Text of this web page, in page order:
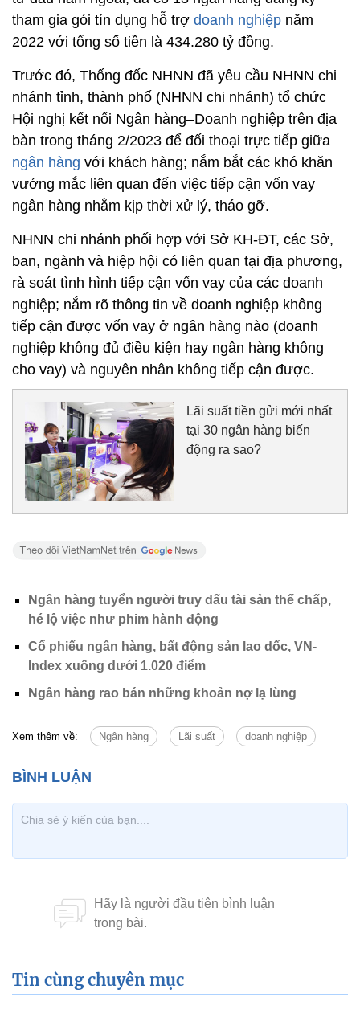
tham gia gói tín dụng hỗ trợ doanh nghiệp năm
2022 với tổng số tiền là 434.280 tỷ đồng.
Trước đó, Thống đốc NHNN đã yêu cầu NHNN chi
nhánh tỉnh, thành phố (NHNN chi nhánh) tổ chức
Hội nghị kết nối Ngân hàng–Doanh nghiệp trên địa
bàn trong tháng 2/2023 để đối thoại trực tiếp giữa
ngân hàng với khách hàng; nắm bắt các khó khăn
vướng mắc liên quan đến việc tiếp cận vốn vay
ngân hàng nhằm kịp thời xử lý, tháo gỡ.
NHNN chi nhánh phối hợp với Sở KH-ĐT, các Sở,
ban, ngành và hiệp hội có liên quan tại địa phương,
rà soát tình hình tiếp cận vốn vay của các doanh
nghiệp; nắm rõ thông tin về doanh nghiệp không
tiếp cận được vốn vay ở ngân hàng nào (doanh
nghiệp không đủ điều kiện hay ngân hàng không
cho vay) và nguyên nhân không tiếp cận được.
Lãi suất tiền gửi mới nhất
tại 30 ngân hàng biến
động ra sao?
Ngân hàng tuyển người truy dấu tài sản thế chấp,
hé lộ việc như phim hành động
Cổ phiếu ngân hàng, bất động sản lao dốc, VN-
Index xuống dưới 1.020 điểm
Ngân hàng rao bán những khoản nợ lạ lùng
Xem thêm về: Ngân hàng Lãi suất doanh nghiệp
Tin cùng chuyên mục